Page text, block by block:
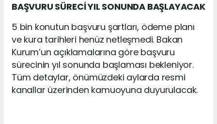
BAŞVURU SÜRECİ YIL SONUNDA BAŞLAYACAK
5 bin konutun başvuru şartları, ödeme planı
ve kura tarihleri henüz netleşmedi. Bakan
Kurum’un açıklamalarına göre başvuru
sürecinin yıl sonunda başlaması bekleniyor.
Tüm detaylar, önümüzdeki aylarda resmi
kanallar üzerinden kamuoyuna duyurulacak.